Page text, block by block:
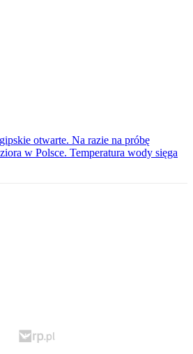
otwarte. Na razie na próbę
w Polsce. Temperatura wody sięga